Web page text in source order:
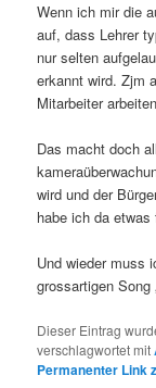
Wenn ich mir die
auf, dass Lehrer
nur selten
erkannt wird. Zjm
Mitarbeiter
Das macht doch
wird und der
habe ich da
Und wieder muss
grossartigen Song
Dieser Eintrag
verschlagwortet mit
Permanenter Link